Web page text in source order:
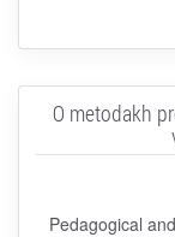
O metodakh
Pedagogical